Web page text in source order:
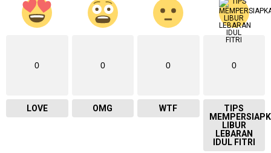
0
LOVE
0
OMG
0
WTF
0
TIPS
LIBUR
LEBARAN
IDUL FITRI